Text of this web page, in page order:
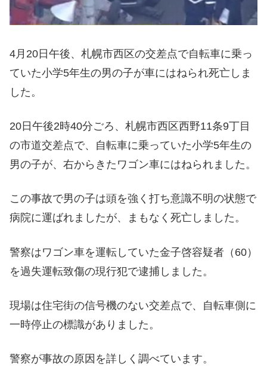
4月20日午後、札幌市西区の交差点で自転車に乗っ
ていた小学5年生の男の子が車にはねられ死亡しま
した。
20日午後2時40分ごろ、札幌市西区西野11条9丁目
の市道交差点で、自転車に乗っていた小学5年生の
男の子が、右からきたワゴン車にはねられました。
この事故で男の子は頭を強く打ち意識不明の状態で
病院に運ばれましたが、まもなく死亡しました。
警察はワゴン車を運転していた金子啓容疑者（60）
を過失運転致傷の現行犯で逮捕しました。
現場は住宅街の信号機のない交差点で、自転車側に
一時停止の標識がありました。
警察が事故の原因を詳しく調べています。